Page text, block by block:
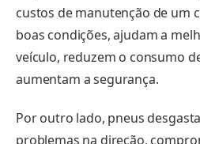
custos de manutenção de um
boas condições, ajudam a
veículo, reduzem o consumo
aumentam a segurança.
Por outro lado, pneus
problemas na direção,